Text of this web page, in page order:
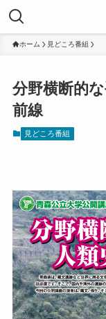
ホーム 見どころ番組
分野横断的
前線
見どころ番組